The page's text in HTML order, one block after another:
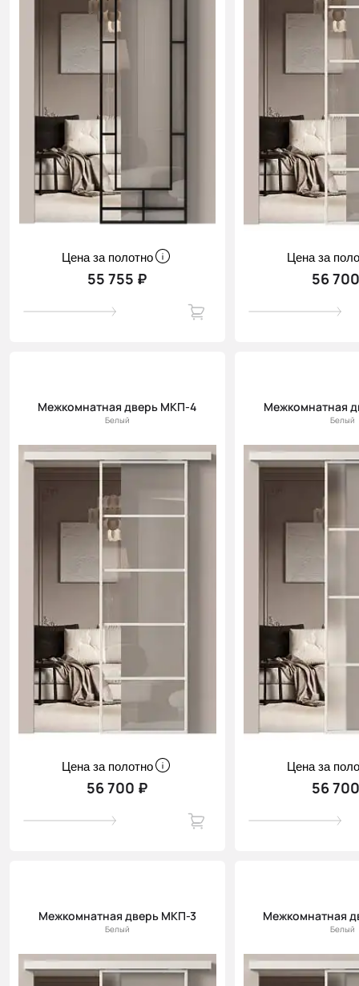
Цена за полотно
55 755 ₽
Цена за
56
Межкомнатная дверь МКП-4
Белый
Цена за полотно
56 700 ₽
Межкомнатная
Белый
Цена за
56
Межкомнатная дверь МКП-3
Белый
Межкомнатная
Белый